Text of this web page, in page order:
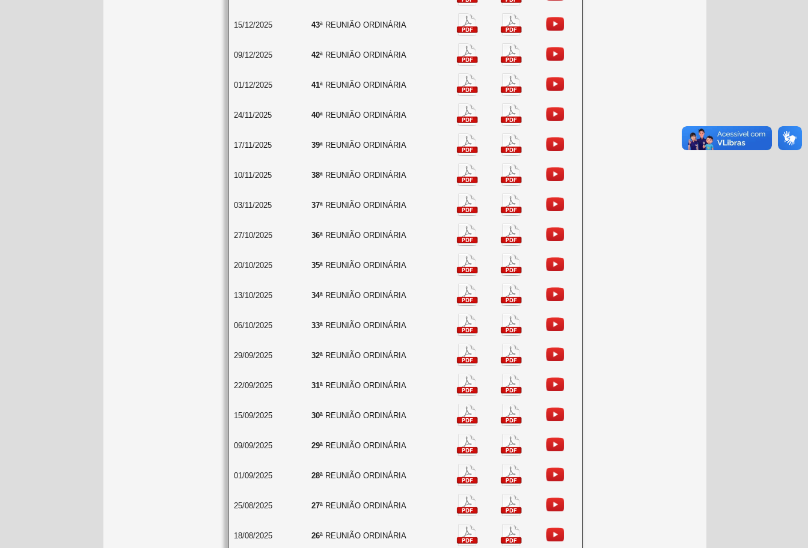
15/12/2025 43ª REUNIÃO ORDINÁRIA
09/12/2025 42ª REUNIÃO ORDINÁRIA
01/12/2025 41ª REUNIÃO ORDINÁRIA
24/11/2025 40ª REUNIÃO ORDINÁRIA
17/11/2025 39ª REUNIÃO ORDINÁRIA
10/11/2025 38ª REUNIÃO ORDINÁRIA
03/11/2025 37ª REUNIÃO ORDINÁRIA
27/10/2025 36ª REUNIÃO ORDINÁRIA
20/10/2025 35ª REUNIÃO ORDINÁRIA
13/10/2025 34ª REUNIÃO ORDINÁRIA
06/10/2025 33ª REUNIÃO ORDINÁRIA
29/09/2025 32ª REUNIÃO ORDINÁRIA
22/09/2025 31ª REUNIÃO ORDINÁRIA
15/09/2025 30ª REUNIÃO ORDINÁRIA
09/09/2025 29ª REUNIÃO ORDINÁRIA
01/09/2025 28ª REUNIÃO ORDINÁRIA
25/08/2025 27ª REUNIÃO ORDINÁRIA
18/08/2025 26ª REUNIÃO ORDINÁRIA